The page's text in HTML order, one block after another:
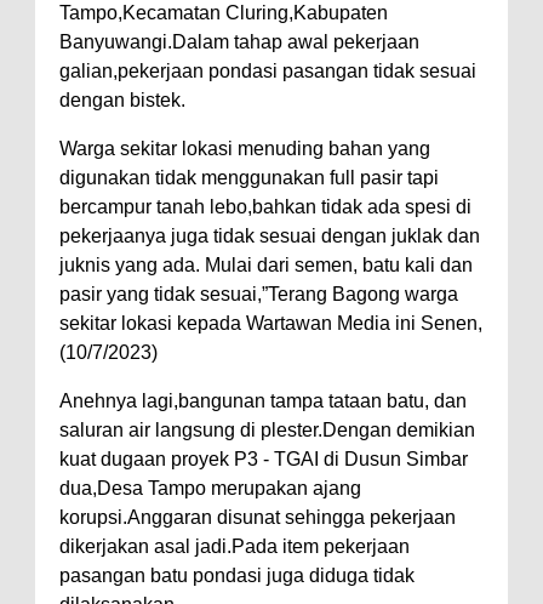
Tampo,Kecamatan Cluring,Kabupaten
Banyuwangi.Dalam tahap awal pekerjaan
galian,pekerjaan pondasi pasangan tidak sesuai
dengan bistek.
Warga sekitar lokasi menuding bahan yang
digunakan tidak menggunakan full pasir tapi
bercampur tanah lebo,bahkan tidak ada spesi di
pekerjaanya juga tidak sesuai dengan juklak dan
juknis yang ada. Mulai dari semen, batu kali dan
pasir yang tidak sesuai,”Terang Bagong warga
sekitar lokasi kepada Wartawan Media ini Senen,
(10/7/2023)
Anehnya lagi,bangunan tampa tataan batu, dan
saluran air langsung di plester.Dengan demikian
kuat dugaan proyek P3 - TGAI di Dusun Simbar
dua,Desa Tampo merupakan ajang
korupsi.Anggaran disunat sehingga pekerjaan
dikerjakan asal jadi.Pada item pekerjaan
pasangan batu pondasi juga diduga tidak